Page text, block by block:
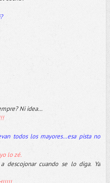
Ni idea…
todos los mayores…esa pista no
lo zé.
descojonar cuando se lo diga. Ya